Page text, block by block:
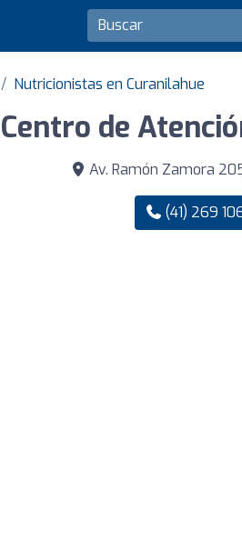
Nutricionistas en Curanilahue
Centro de
Av. Ramón Zamora
(41) 269